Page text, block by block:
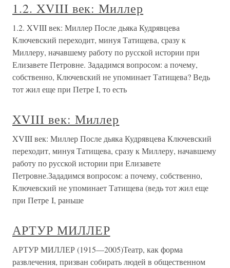
1.2. XVIII век: Миллер
1.2. XVIII век: Миллер После дьяка Кудрявцева
Ключевский переходит, минуя Татищева, сразу к
Миллеру, начавшему работу по русской истории при
Елизавете Петровне. Зададимся вопросом: а почему,
собственно, Ключевский не упоминает Татищева? Ведь
тот жил еще при Петре I, то есть
XVIII век: Миллер
XVIII век: Миллер После дьяка Кудрявцева Ключевский
переходит, минуя Татищева, сразу к Миллеру, начавшему
работу по русской истории при Елизавете
Петровне.Зададимся вопросом: а почему, собственно,
Ключевский не упоминает Татищева (ведь тот жил еще
при Петре I, раньше
АРТУР МИЛЛЕР
АРТУР МИЛЛЕР (1915—2005)Театр, как форма
развлечения, призван собирать людей в общественном